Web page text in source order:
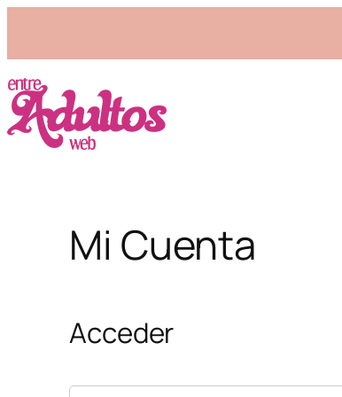
Mi Cuenta
Acceder